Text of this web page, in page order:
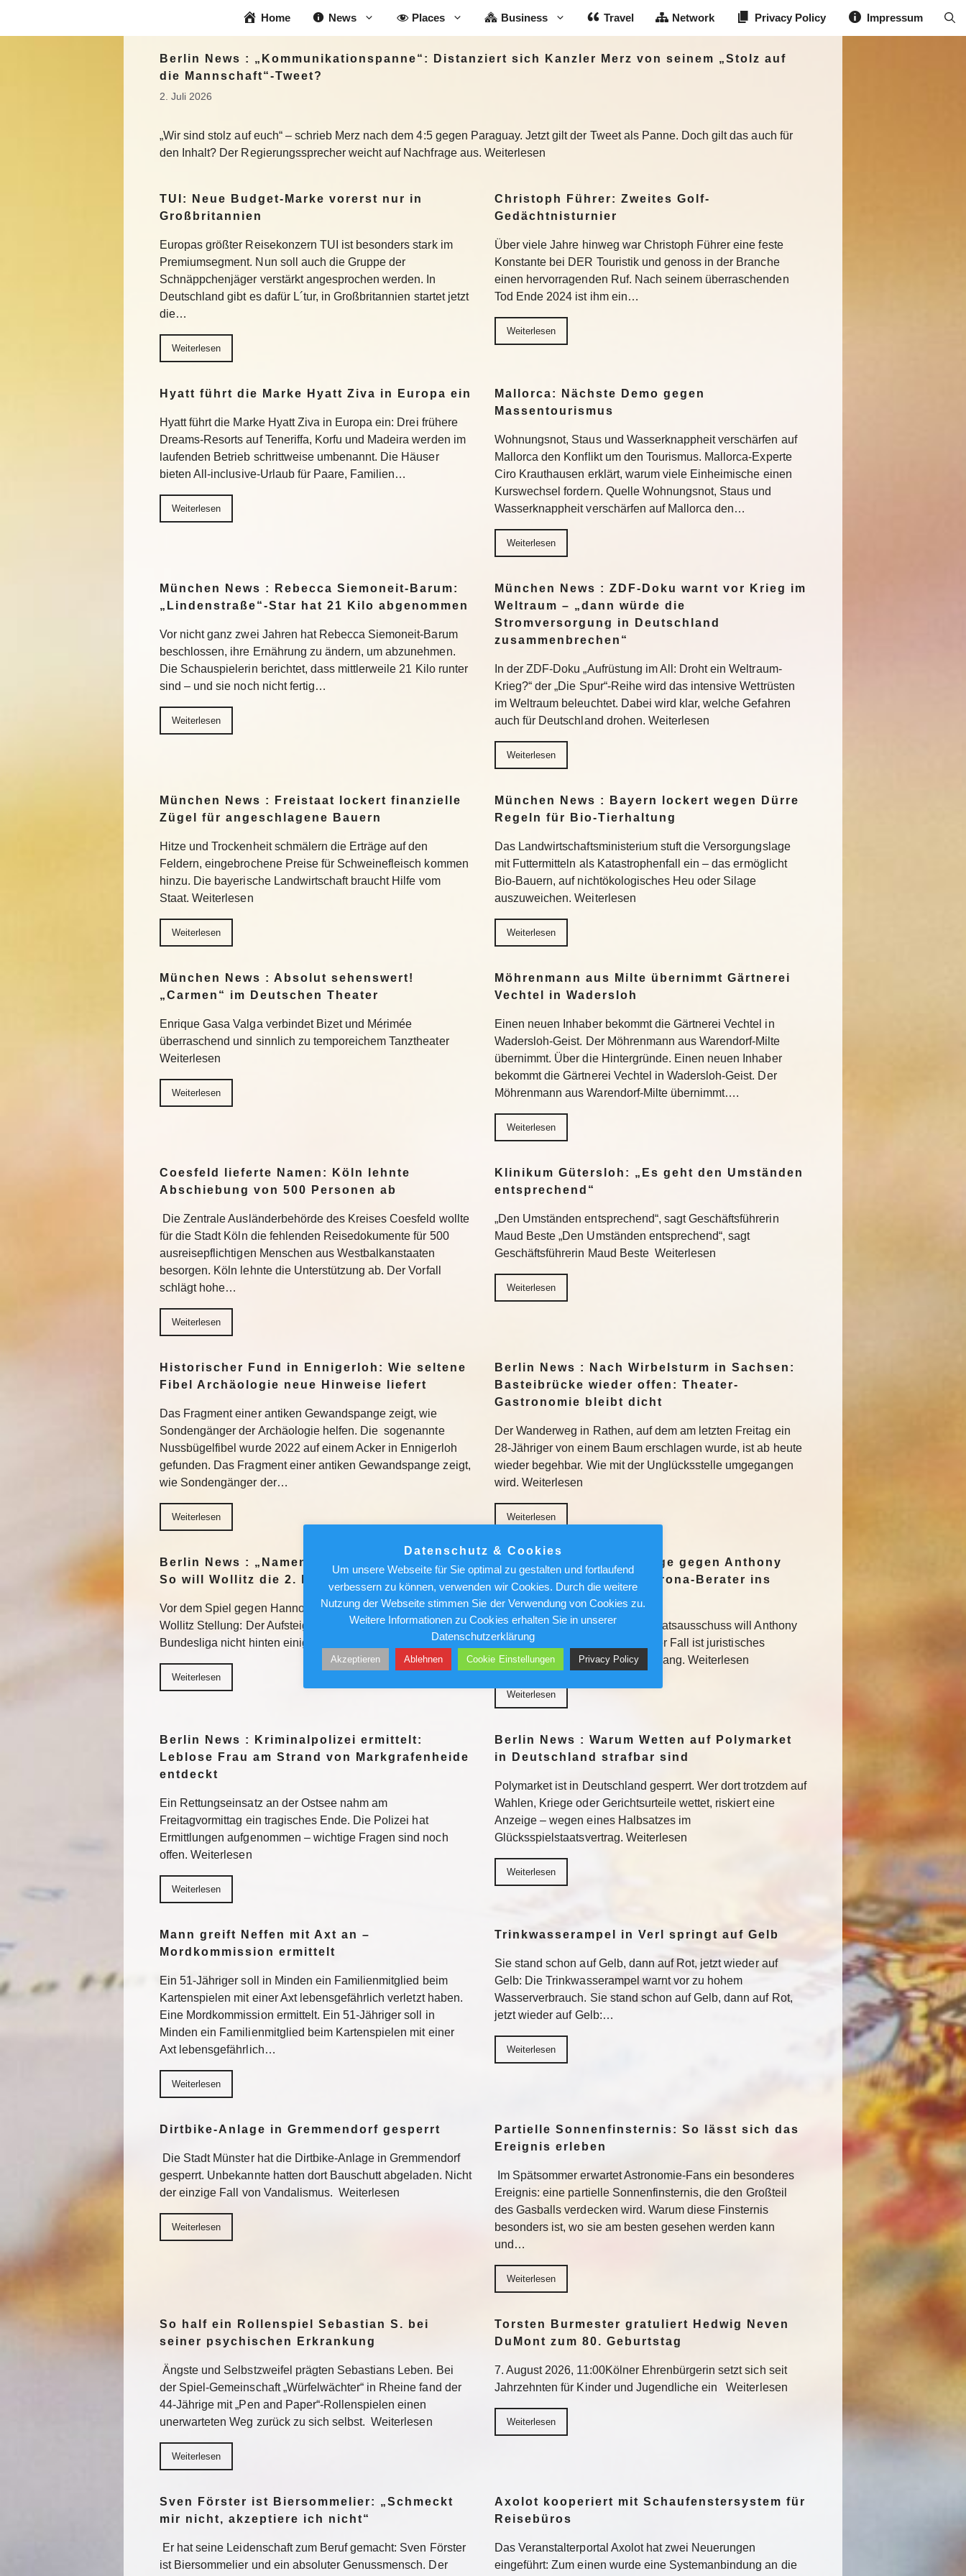
Home News Places Business Travel Network Privacy Policy Impressum
Berlin News : „Kommunikationspanne“: Distanziert sich Kanzler Merz von seinem „Stolz auf
die Mannschaft“-Tweet?
2. Juli 2026
„Wir sind stolz auf euch“ – schrieb Merz nach dem 4:5 gegen Paraguay. Jetzt gilt der Tweet als Panne. Doch gilt das auch für
den Inhalt? Der Regierungssprecher weicht auf Nachfrage aus. Weiterlesen
TUI: Neue Budget-Marke vorerst nur in
Großbritannien
Europas größter Reisekonzern TUI ist besonders stark im
Premiumsegment. Nun soll auch die Gruppe der
Schnäppchenjäger verstärkt angesprochen werden. In
Deutschland gibt es dafür L´tur, in Großbritannien startet jetzt
die…
Weiterlesen
Christoph Führer: Zweites Golf-
Gedächtnisturnier
Über viele Jahre hinweg war Christoph Führer eine feste
Konstante bei DER Touristik und genoss in der Branche
einen hervorragenden Ruf. Nach seinem überraschenden
Tod Ende 2024 ist ihm ein…
Weiterlesen
Hyatt führt die Marke Hyatt Ziva in Europa ein
Hyatt führt die Marke Hyatt Ziva in Europa ein: Drei frühere
Dreams-Resorts auf Teneriffa, Korfu und Madeira werden im
laufenden Betrieb schrittweise umbenannt. Die Häuser
bieten All-inclusive-Urlaub für Paare, Familien…
Weiterlesen
Mallorca: Nächste Demo gegen
Massentourismus
Wohnungsnot, Staus und Wasserknappheit verschärfen auf
Mallorca den Konflikt um den Tourismus. Mallorca-Experte
Ciro Krauthausen erklärt, warum viele Einheimische einen
Kurswechsel fordern. Quelle Wohnungsnot, Staus und
Wasserknappheit verschärfen auf Mallorca den…
Weiterlesen
München News : Rebecca Siemoneit-Barum:
„Lindenstraße“-Star hat 21 Kilo abgenommen
Vor nicht ganz zwei Jahren hat Rebecca Siemoneit-Barum
beschlossen, ihre Ernährung zu ändern, um abzunehmen.
Die Schauspielerin berichtet, dass mittlerweile 21 Kilo runter
sind – und sie noch nicht fertig…
Weiterlesen
München News : ZDF-Doku warnt vor Krieg im
Weltraum – „dann würde die
Stromversorgung in Deutschland
zusammenbrechen“
In der ZDF-Doku „Aufrüstung im All: Droht ein Weltraum-
Krieg?“ der „Die Spur“-Reihe wird das intensive Wettrüsten
im Weltraum beleuchtet. Dabei wird klar, welche Gefahren
auch für Deutschland drohen. Weiterlesen
Weiterlesen
München News : Freistaat lockert finanzielle
Zügel für angeschlagene Bauern
Hitze und Trockenheit schmälern die Erträge auf den
Feldern, eingebrochene Preise für Schweinefleisch kommen
hinzu. Die bayerische Landwirtschaft braucht Hilfe vom
Staat. Weiterlesen
Weiterlesen
München News : Bayern lockert wegen Dürre
Regeln für Bio-Tierhaltung
Das Landwirtschaftsministerium stuft die Versorgungslage
mit Futtermitteln als Katastrophenfall ein – das ermöglicht
Bio-Bauern, auf nichtökologisches Heu oder Silage
auszuweichen. Weiterlesen
Weiterlesen
München News : Absolut sehenswert!
„Carmen“ im Deutschen Theater
Enrique Gasa Valga verbindet Bizet und Mérimée
überraschend und sinnlich zu temporeichem Tanztheater
Weiterlesen
Weiterlesen
Möhrenmann aus Milte übernimmt Gärtnerei
Vechtel in Wadersloh
Einen neuen Inhaber bekommt die Gärtnerei Vechtel in
Wadersloh-Geist. Der Möhrenmann aus Warendorf-Milte
übernimmt. Über die Hintergründe. Einen neuen Inhaber
bekommt die Gärtnerei Vechtel in Wadersloh-Geist. Der
Möhrenmann aus Warendorf-Milte übernimmt….
Weiterlesen
Coesfeld lieferte Namen: Köln lehnte
Abschiebung von 500 Personen ab
Die Zentrale Ausländerbehörde des Kreises Coesfeld wollte
für die Stadt Köln die fehlenden Reisedokumente für 500
ausreisepflichtigen Menschen aus Westbalkanstaaten
besorgen. Köln lehnte die Unterstützung ab. Der Vorfall
schlägt hohe…
Weiterlesen
Klinikum Gütersloh: „Es geht den Umständen
entsprechend“
„Den Umständen entsprechend“, sagt Geschäftsführerin
Maud Beste „Den Umständen entsprechend“, sagt
Geschäftsführerin Maud Beste Weiterlesen
Weiterlesen
Historischer Fund in Ennigerloh: Wie seltene
Fibel Archäologie neue Hinweise liefert
Das Fragment einer antiken Gewandspange zeigt, wie
Sondengänger der Archäologie helfen. Die sogenannte
Nussbügelfibel wurde 2022 auf einem Acker in Ennigerloh
gefunden. Das Fragment einer antiken Gewandspange zeigt,
wie Sondengänger der…
Weiterlesen
Berlin News : Nach Wirbelsturm in Sachsen:
Basteibrücke wieder offen: Theater-
Gastronomie bleibt dicht
Der Wanderweg in Rathen, auf dem am letzten Freitag ein
28-Jähriger von einem Baum erschlagen wurde, ist ab heute
wieder begehbar. Wie mit der Unglücksstelle umgegangen
wird. Weiterlesen
Weiterlesen
Berlin News : „Namen machen, nicht holen“:
So will Wollitz die 2. Bundesliga aufmischen
Vor dem Spiel gegen Hannover 96 bezieht Claus-Dieter
Wollitz Stellung: Der Aufsteiger wird sich auch in der 2.
Bundesliga nicht hinten einigeln. Weiterlesen
Weiterlesen
Berlin News : Strafanzeige gegen Anthony
Fauci: Kommt der Ex-Corona-Berater ins
Gefängnis?
Ein republikanisch geführter Senatsausschuss will Anthony
Fauci strafrechtlich belangen. Der Fall ist juristisches
Neuland – mit ungewissem Ausgang. Weiterlesen
Weiterlesen
Berlin News : Kriminalpolizei ermittelt:
Leblose Frau am Strand von Markgrafenheide
entdeckt
Ein Rettungseinsatz an der Ostsee nahm am
Freitagvormittag ein tragisches Ende. Die Polizei hat
Ermittlungen aufgenommen – wichtige Fragen sind noch
offen. Weiterlesen
Weiterlesen
Berlin News : Warum Wetten auf Polymarket
in Deutschland strafbar sind
Polymarket ist in Deutschland gesperrt. Wer dort trotzdem auf
Wahlen, Kriege oder Gerichtsurteile wettet, riskiert eine
Anzeige – wegen eines Halbsatzes im
Glücksspielstaatsvertrag. Weiterlesen
Weiterlesen
Mann greift Neffen mit Axt an –
Mordkommission ermittelt
Ein 51-Jähriger soll in Minden ein Familienmitglied beim
Kartenspielen mit einer Axt lebensgefährlich verletzt haben.
Eine Mordkommission ermittelt. Ein 51-Jähriger soll in
Minden ein Familienmitglied beim Kartenspielen mit einer
Axt lebensgefährlich…
Weiterlesen
Trinkwasserampel in Verl springt auf Gelb
Sie stand schon auf Gelb, dann auf Rot, jetzt wieder auf
Gelb: Die Trinkwasserampel warnt vor zu hohem
Wasserverbrauch. Sie stand schon auf Gelb, dann auf Rot,
jetzt wieder auf Gelb:…
Weiterlesen
Dirtbike-Anlage in Gremmendorf gesperrt
Die Stadt Münster hat die Dirtbike-Anlage in Gremmendorf
gesperrt. Unbekannte hatten dort Bauschutt abgeladen. Nicht
der einzige Fall von Vandalismus. Weiterlesen
Weiterlesen
Partielle Sonnenfinsternis: So lässt sich das
Ereignis erleben
Im Spätsommer erwartet Astronomie-Fans ein besonderes
Ereignis: eine partielle Sonnenfinsternis, die den Großteil
des Gasballs verdecken wird. Warum diese Finsternis
besonders ist, wo sie am besten gesehen werden kann
und…
Weiterlesen
So half ein Rollenspiel Sebastian S. bei
seiner psychischen Erkrankung
Ängste und Selbstzweifel prägten Sebastians Leben. Bei
der Spiel-Gemeinschaft „Würfelwächter“ in Rheine fand der
44-Jährige mit „Pen and Paper“-Rollenspielen einen
unerwarteten Weg zurück zu sich selbst. Weiterlesen
Weiterlesen
Torsten Burmester gratuliert Hedwig Neven
DuMont zum 80. Geburtstag
7. August 2026, 11:00Kölner Ehrenbürgerin setzt sich seit
Jahrzehnten für Kinder und Jugendliche ein Weiterlesen
Weiterlesen
Sven Förster ist Biersommelier: „Schmeckt
mir nicht, akzeptiere ich nicht“
Er hat seine Leidenschaft zum Beruf gemacht: Sven Förster
ist Biersommelier und ein absoluter Genussmensch. Der
Axolot kooperiert mit Schaufenstersystem für
Reisebüros
Das Veranstalterportal Axolot hat zwei Neuerungen
eingeführt: Zum einen wurde eine Systemanbindung an die
Datenschutz & Cookies
Um unsere Webseite für Sie optimal zu gestalten und fortlaufend
verbessern zu können, verwenden wir Cookies. Durch die weitere
Nutzung der Webseite stimmen Sie der Verwendung von Cookies zu.
Weitere Informationen zu Cookies erhalten Sie in unserer
Datenschutzerklärung
Akzeptieren Ablehnen Cookie Einstellungen Privacy Policy